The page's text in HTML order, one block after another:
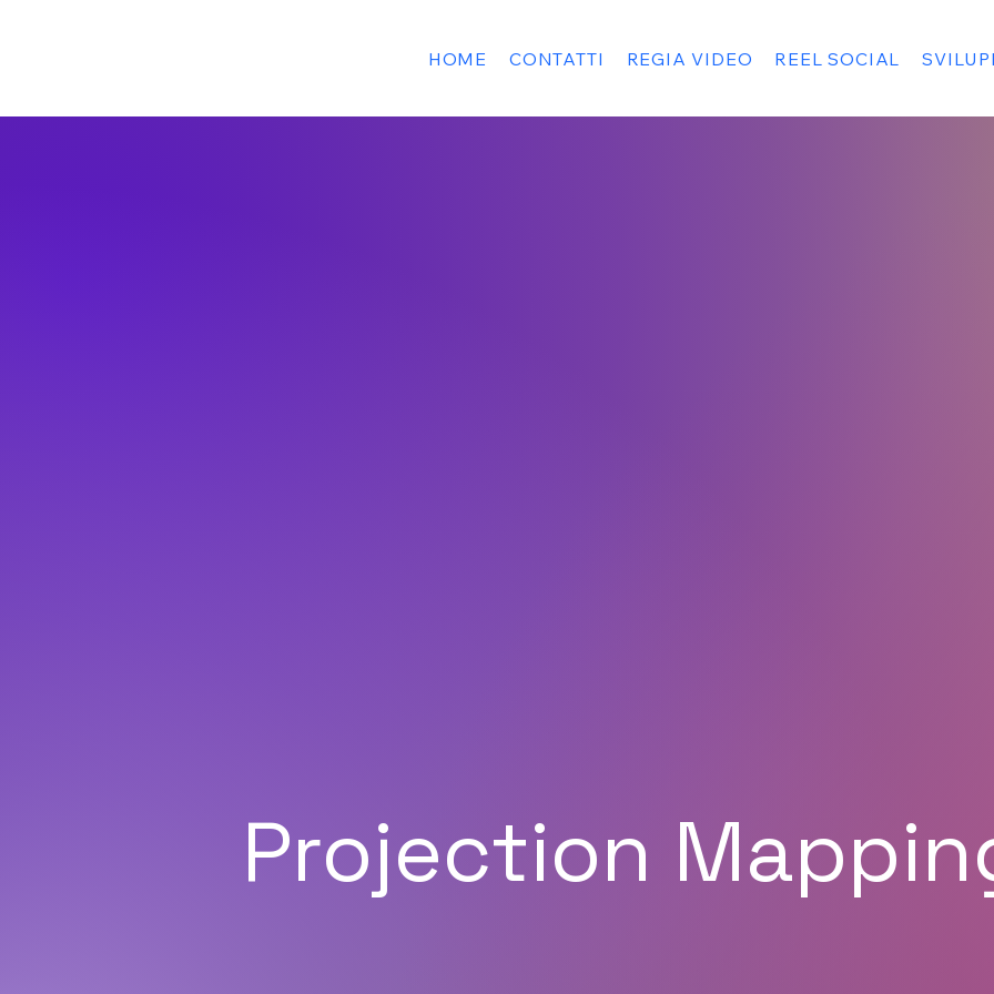
HOME CONTATTI REGIA VIDEO REEL SOCIAL
Projection